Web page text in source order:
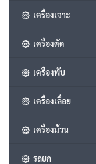
เครื่องเจาะ
เครื่องตัด
เครื่องพับ
เครื่องเลื่อย
เครื่องม้วน
รถยก